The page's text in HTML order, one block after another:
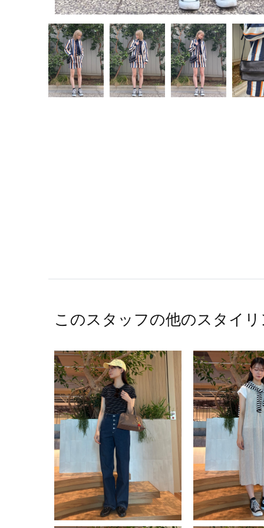
このスタッフの他のスタイ